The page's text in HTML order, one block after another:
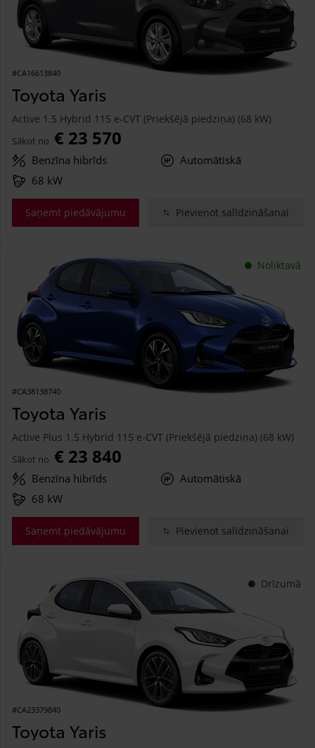
#CA16613840
Toyota Yaris
Active 1.5 Hybrid 115 e-CVT (Priekšējā piedziņa) (68 kW)
Sākot no € 23 570
Benzīna hibrīds
Automātiskā
68 kW
Saņemt piedāvājumu Pievienot salīdzināšanai
Noliktavā
#CA38138740
Toyota Yaris
Active Plus 1.5 Hybrid 115 e-CVT (Priekšējā piedziņa) (68 kW)
Sākot no € 23 840
Benzīna hibrīds
Automātiskā
68 kW
Saņemt piedāvājumu Pievienot salīdzināšanai
Drīzumā
#CA23379840
Toyota Yaris